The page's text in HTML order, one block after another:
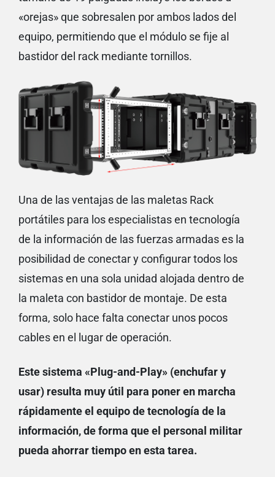
«orejas» que sobresalen por ambos lados del
equipo, permitiendo que el módulo se fije al
bastidor del rack mediante tornillos.
Una de las ventajas de las maletas Rack
portátiles para los especialistas en tecnología
de la información de las fuerzas armadas es la
posibilidad de conectar y configurar todos los
sistemas en una sola unidad alojada dentro de
la maleta con bastidor de montaje. De esta
forma, solo hace falta conectar unos pocos
cables en el lugar de operación.
Este sistema «Plug-and-Play» (enchufar y
usar) resulta muy útil para poner en marcha
rápidamente el equipo de tecnología de la
información, de forma que el personal militar
pueda ahorrar tiempo en esta tarea.